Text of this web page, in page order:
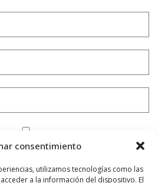
consentimiento
utilizamos tecnologías como las
a la información del dispositivo. El
cuando el comentario sea